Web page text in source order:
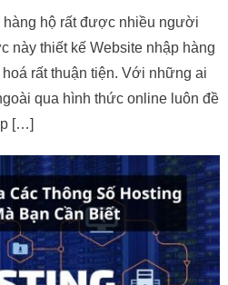
hàng hộ rất được nhiều người
này thiết kế Website nhập hàng
rất thuận tiện. Với những ai
qua hình thức online luôn đề
[…]